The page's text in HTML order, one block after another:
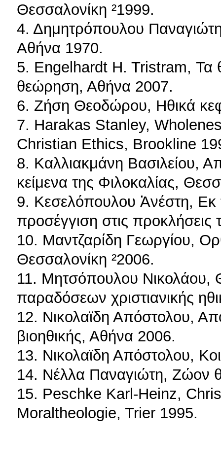
Θεσσαλονίκη ²1999.
4. Δημητρόπουλου
Αθήνα 1970.
5. Engelhardt H. Tristram, Τα
θεώρηση, Αθήνα 2007.
6. Ζήση Θεοδώρου, Ηθικά
7. Harakas Stanley,
Christian Ethics, Brookline
8. Καλλιακμάνη Βασιλείου,
κείμενα της Φιλοκαλίας,
9. Κεσελόπουλου Ἀνέστη, Εκ
προσέγγιση στις
10. Μαντζαρίδη Γεωργίου,
Θεσσαλονίκη ²2006.
11. Μητσόπουλου Νικολάου,
παραδόσεων χριστιανικής
12. Νικολαϊδη Απόστολου,
βιοηθικής, Αθήνα 2006.
13. Νικολαϊδη Απόστολου,
14. Νέλλα Παναγιώτη, Ζώον
15. Peschke Karl-Heinz,
Moraltheologie, Trier 1995.